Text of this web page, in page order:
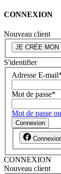
CONNEXION
Nouveau client
JE CRÉE MON
S'identifier
Adresse E-mail
Mot de passe*
Mot de passe
Connexion
CONNEXION
Nouveau client